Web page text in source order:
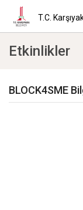
T.C.
Etkinlikler
BLOCK4SME